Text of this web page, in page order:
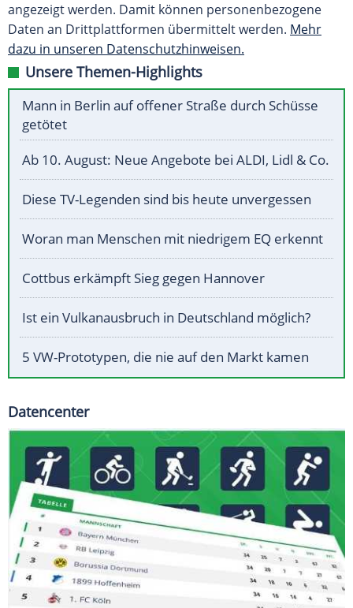
angezeigt werden. Damit können personenbezogene
Daten an Drittplattformen übermittelt werden. Mehr
dazu in unseren Datenschutzhinweisen.
Unsere Themen-Highlights
Mann in Berlin auf offener Straße durch Schüsse
getötet
Ab 10. August: Neue Angebote bei ALDI, Lidl & Co.
Diese TV-Legenden sind bis heute unvergessen
Woran man Menschen mit niedrigem EQ erkennt
Cottbus erkämpft Sieg gegen Hannover
Ist ein Vulkanausbruch in Deutschland möglich?
5 VW-Prototypen, die nie auf den Markt kamen
Datencenter